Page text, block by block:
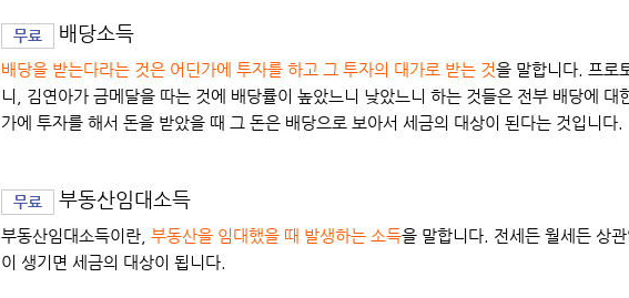
무료 배당소득
배당을 받는다라는 것은 어딘가에 투자를 하고 그 투자의 대가로 받는 것을 말합니다. 프로
니, 김연아가 금메달을 따는 것에 배당률이 높았느니 낮았느니 하는 것들은 전부 배당에 대
가에 투자를 해서 돈을 받았을 때 그 돈은 배당으로 보아서 세금의 대상이 된다는 것입니다.
무료 부동산임대소득
부동산임대소득이란, 부동산을 임대했을 때 발생하는 소득을 말합니다. 전세든 월세든 상
이 생기면 세금의 대상이 됩니다.